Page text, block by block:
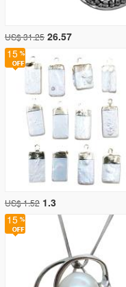
15
US$ 1.52 1.3
US$ 31.25 26.57
15